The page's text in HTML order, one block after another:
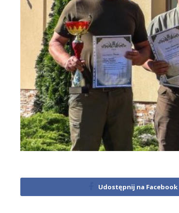
Udostępnij na Facebook